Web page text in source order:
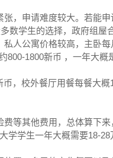
，申请难度较大。若能
数学生的选择，政府组
私人公寓价格较高，主卧
800-1800新币 ，一年大概
，校外餐厅用餐每餐大
等其他费用，总体算下
学学生一年大概需要18-28